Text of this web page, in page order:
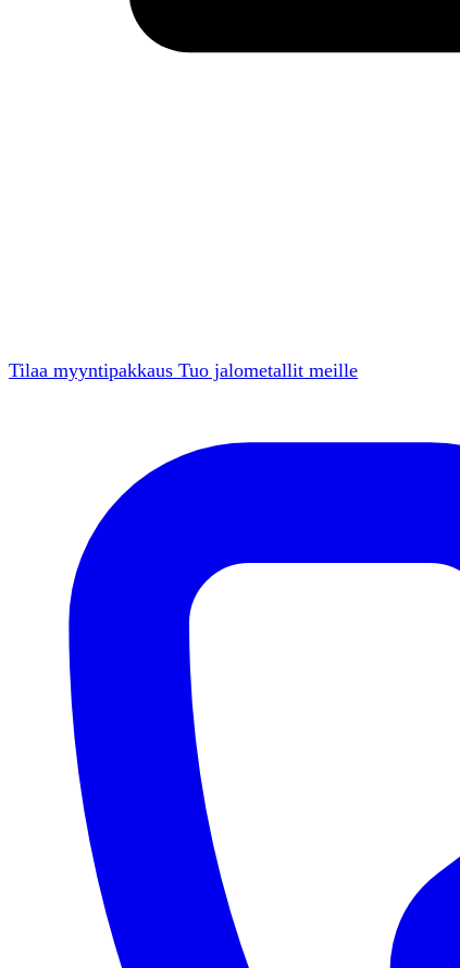
Tilaa myyntipakkaus Tuo jalometallit meille